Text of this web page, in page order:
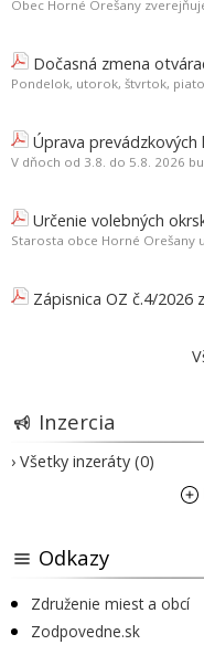
Obec Horné Orešany
Dočasná zmena
Pondelok, utorok, štvrtok,
Úprava
V dňoch od 3.8. do 5.8. 2026
Určenie volebných
Starosta obce Horné Orešany
Zápisnica OZ č.4/2026
Inzercia
› Všetky inzeráty (0)
Odkazy
Združenie miest a obcí
Zodpovedne.sk